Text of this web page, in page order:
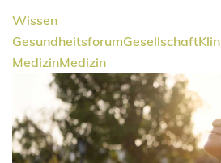
Wissen
GesundheitsforumGesellschaft
MedizinMedizin